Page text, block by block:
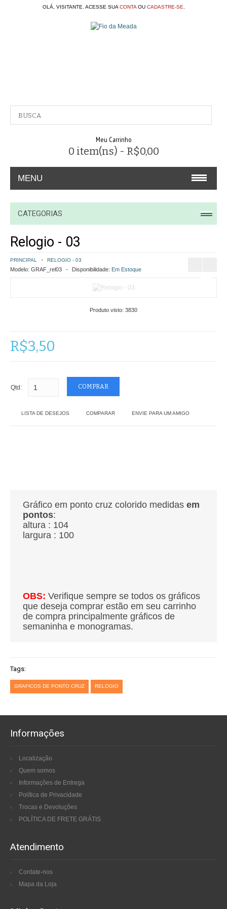
OLÁ, VISITANTE. ACESSE SUA CONTAOU CADASTRE-SE
Meu Carrinho
0 item(ns) - R$0,00
MENU
A EMPRESA
CONTATO
COMO COMPRAR
POLÍTICA DE FRETE GRÁTIS
CONTATO
CATEGORIAS
Relogio - 03
PRINCIPAL RELOGIO - 03
Modelo: GRAF_rel03 Disponibilidade: Em Estoque
Produto visto: 3830
R$3,50
Qtd:
LISTA DE DESEJOS COMPARAR ENVIE PARA UM AMIGO
Gráfico em ponto cruz colorido medidas em
pontos:
altura : 104
largura : 100
OBS: Verifique sempre se todos os gráficos
que deseja comprar estão em seu carrinho
de compra principalmente gráficos de
semaninha e monogramas.
Tags:
GRAFICOS DE PONTO CRUZ RELOGIO
Informações
Localização
Quem somos
Informações de Entrega
Política de Privacidade
Trocas e Devoluções
POLÍTICA DE FRETE GRÁTIS
Atendimento
Contate-nos
Mapa da Loja